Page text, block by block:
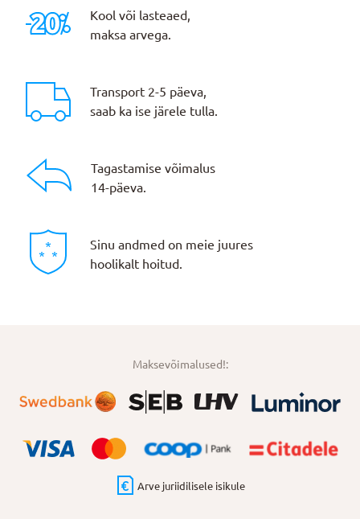
Kool või lasteaed,
maksa arvega.
Transport 2-5 päeva,
saab ka ise järele tulla.
Tagastamise võimalus
14-päeva.
Sinu andmed on meie juures
hoolikalt hoitud.
Maksevõimalused!:
Arve juriidilisele isikule